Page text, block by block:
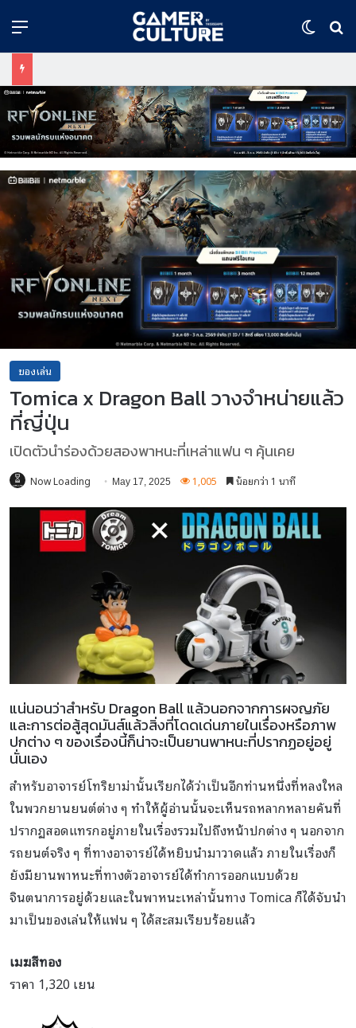
Menu
ของเล่น
Tomica x Dragon Ball วางจำหน่ายแล้ว
ที่ญี่ปุ่น
เปิดตัวนำร่องด้วยสองพาหนะที่เหล่าแฟน ๆ คุ้นเคย
Now Loading May 17, 2025 1,005 น้อยกว่า 1 นาที
แน่นอนว่าสำหรับ Dragon Ball แล้วนอกจากการผจญภัย
และการต่อสู้สุดมันส์แล้วสิ่งที่โดดเด่นภายในเรื่องหรือภาพ
ปกต่าง ๆ ของเรื่องนี้ก็น่าจะเป็นยานพาหนะที่ปรากฏอยู่อยู่
นั่นเอง
สำหรับอาจารย์โทริยาม่านั้นเรียกได้ว่าเป็นอีกท่านหนึ่งที่หลงใหล
ในพวกยานยนต์ต่าง ๆ ทำให้ผู้อ่านนั้นจะเห็นรถหลากหลายคันที่
ปรากฏสอดแทรกอยู่ภายในเรื่องรวมไปถึงหน้าปกต่าง ๆ นอกจาก
รถยนต์จริง ๆ ที่ทางอาจารย์ได้หยิบนำมาวาดแล้ว ภายในเรื่องก็
ยังมียานพาหนะที่ทางตัวอาจารย์ได้ทำการออกแบบด้วย
จินตนาการอยู่ด้วยและในพาหนะเหล่านั้นทาง Tomica ก็ได้จับนำ
มาเป็นของเล่นให้แฟน ๆ ได้สะสมเรียบร้อยแล้ว
เมฆสีทอง
ราคา 1,320 เยน